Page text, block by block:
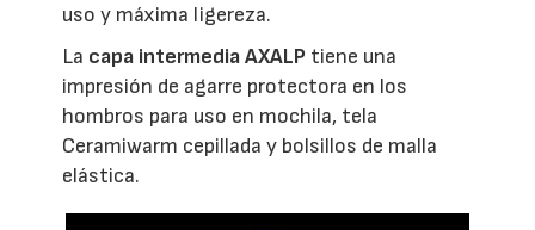
uso y máxima ligereza.
La capa intermedia AXALP tiene una
impresión de agarre protectora en los
hombros para uso en mochila, tela
Ceramiwarm cepillada y bolsillos de malla
elástica.